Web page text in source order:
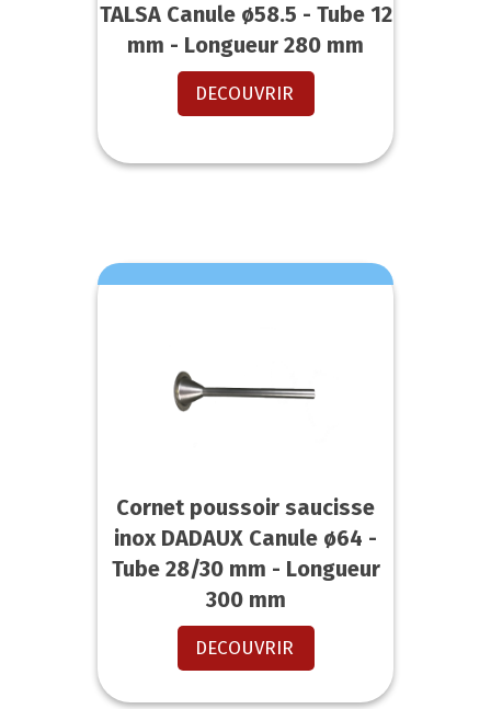
TALSA Canule ø58.5 - Tube 12
mm - Longueur 280 mm
DECOUVRIR
Cornet poussoir saucisse
inox DADAUX Canule ø64 -
Tube 28/30 mm - Longueur
300 mm
DECOUVRIR